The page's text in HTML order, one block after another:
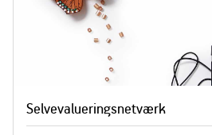
Selvevalueringsnetværk